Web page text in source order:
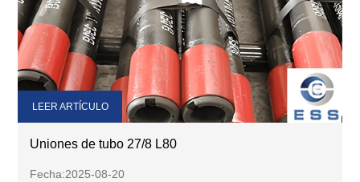
Uniones de tubo 27/8 L80
Fecha:2025-08-20
LEER ARTÍCULO